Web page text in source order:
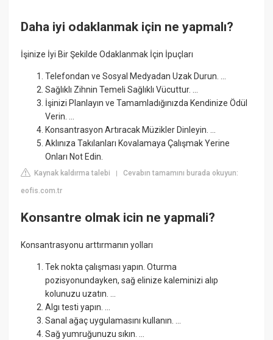
Daha iyi odaklanmak için ne yapmalı?
İşinize İyi Bir Şekilde Odaklanmak İçin İpuçları
Telefondan ve Sosyal Medyadan Uzak Durun. ...
Sağlıklı Zihnin Temeli Sağlıklı Vücuttur. ...
İşinizi Planlayın ve Tamamladığınızda Kendinize Ödül
Verin. ...
Konsantrasyon Artıracak Müzikler Dinleyin. ...
Aklınıza Takılanları Kovalamaya Çalışmak Yerine
Onları Not Edin.
Kaynak kaldırma talebi |Cevabın tamamını burada okuyun:
eofis.com.tr
Konsantre olmak icin ne yapmali?
Konsantrasyonu arttırmanın yolları
Tek nokta çalışması yapın. Oturma
pozisyonundayken, sağ elinize kaleminizi alıp
kolunuzu uzatın. ...
Algı testi yapın. ...
Sanal ağaç uygulamasını kullanın. ...
Sağ yumruğunuzu sıkın. ...